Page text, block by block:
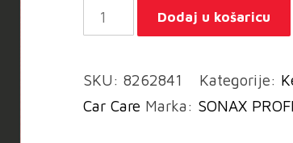
SONAX
PROFILINE
coating
PRO
Dodaj u košaricu
SKU:8262841 Kategorije:
Car Care Marka: SONAX